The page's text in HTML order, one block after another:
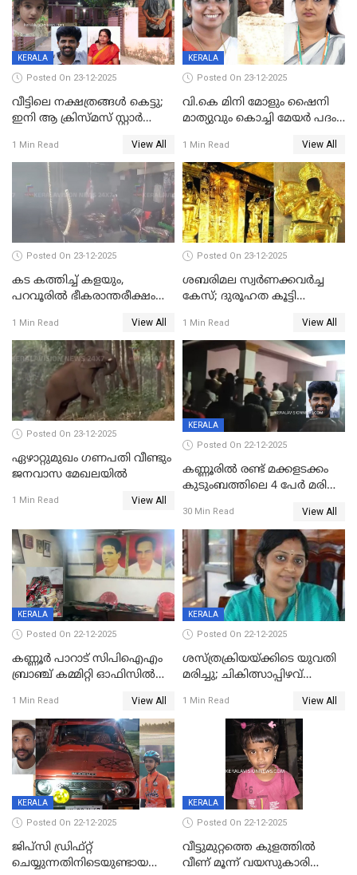
KERALA
Posted On 23-12-2025
വീട്ടിലെ നക്ഷത്രങ്ങൾ കെട്ടു;
ഇനി ആ ക്രിസ്മസ് സ്റ്റാർ
വേണ്ടിയുള്ള
പിടിവലിക്കിടയിൽ
അപ്പൂപ്പനെതിരെ പോക്സോ
കേസ് ഒടുവിൽ 4 ജീവനുകൾ
പൊലിഞ്ഞു
1 Min Read View All
KERALA
Posted On 23-12-2025
വി.കെ മിനി മോളും ഷൈനി
മാത്യുവും കൊച്ചി മേയർ പദം
മേയറാകില്ല
1 Min Read View All
Posted On 23-12-2025
കട കത്തിച്ച് കളയും,
പറവൂരില്‍ ഭീകരാന്തരീക്ഷം
1 Min Read View All
Posted On 23-12-2025
ശബരിമല സ്വര്‍ണക്കവര്‍ച്ച
കേസ്; ദുരൂഹത കൂട്ടി
1 Min Read View All
Posted On 23-12-2025
ഏഴാറ്റുമുഖം ഗണപതി വീണ്ടും
ജനവാസ മേഖലയിൽ
1 Min Read View All
KERALA
Posted On 22-12-2025
കണ്ണൂരിൽ രണ്ട് മക്കളടക്കം
കുടുംബത്തിലെ 4 പേർ മരിച്ച
30 Min Read View All
KERALA
Posted On 22-12-2025
കണ്ണൂർ പാറാട് സിപിഐഎം
ബ്രാഞ്ച് കമ്മിറ്റി ഓഫിസിൽ
ചിത്രങ്ങളടക്കം കത്തിയ
നിലയിൽ
1 Min Read View All
KERALA
Posted On 22-12-2025
ശസ്ത്രക്രിയയ്‌ക്കിടെ യുവതി
മരിച്ചു; ചികിത്സാപ്പിഴവ്
സംഭവം മാവേലിക്കരയിൽ
1 Min Read View All
KERALA
Posted On 22-12-2025
ജിപ്സി ഡ്രിഫ്റ്റ്
ചെയ്യുന്നതിനിടെയുണ്ടായ
KERALA
Posted On 22-12-2025
വീട്ടുമുറ്റത്തെ കുളത്തിൽ
വീണ് മൂന്ന് വയസുകാരി